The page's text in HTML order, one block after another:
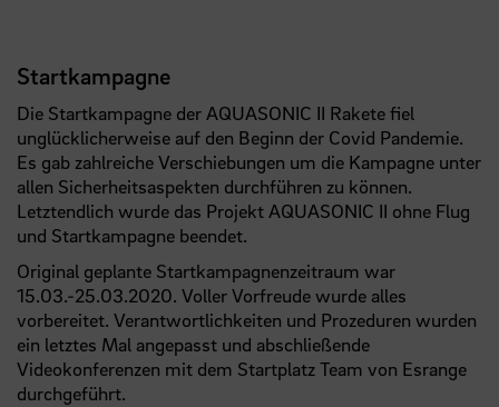
Startkampagne
Die Startkampagne der AQUASONIC II Rakete fiel
unglücklicherweise auf den Beginn der Covid Pandemie.
Es gab zahlreiche Verschiebungen um die Kampagne unter
allen Sicherheitsaspekten durchführen zu können.
Letztendlich wurde das Projekt AQUASONIC II ohne Flug
und Startkampagne beendet.
Original geplante Startkampagnenzeitraum war
15.03.-25.03.2020. Voller Vorfreude wurde alles
vorbereitet. Verantwortlichkeiten und Prozeduren wurden
ein letztes Mal angepasst und abschließende
Videokonferenzen mit dem Startplatz Team von Esrange
durchgeführt.